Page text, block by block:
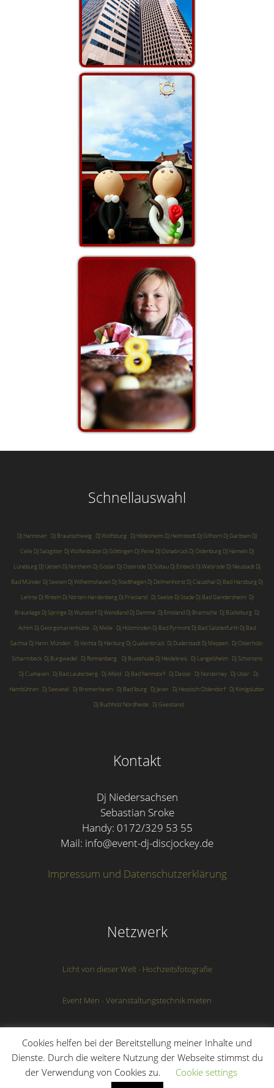
Schnellauswahl
DJ Hannover DJ Braunschweig DJ Wolfsburg DJ Hildesheim DJ Helmstedt DJ Gifhorn Dj Garbsen DJ
Celle DJ Salzgitter DJ Wolfenbüttel DJ Göttingen DJ Peine DJ Osnabrück Dj Oldenburg DJ Hameln DJ
Lüneburg DJ Uelzen DJ Northeim Dj Goslar DJ Osterode DJ Soltau Dj Einbeck Dj Walsrode Dj Neustadt Dj
Bad Münder Dj Seesen Dj Wilhelmshaven Dj Stadthagen Dj Delmenhorst Dj Clausthal Dj Bad Harzburg Dj
Lehrte Dj Rinteln Dj Nörten-Hardenberg Dj Friesland Dj Seelze Dj Stade Dj Bad Gandersheim Dj
Braunlage Dj Springe Dj Wunstorf Dj Wendland Dj Damme Dj Emsland Dj Bramsche Dj Bückeburg Dj
Achim Dj Georgsmarienhütte Dj Melle Dj Holzminden Dj Bad Pyrmont Dj Bad Salzdetfurth Dj Bad
Sachsa Dj Hann. Münden Dj Vechta Dj Harburg Dj Quakenbrück Dj Duderstadt Dj Meppen Dj Osterholz-
Scharmbeck Dj Burgwedel Dj Ronnenberg Dj Buxtehude Dj Heidekreis Dj Langelsheim
Dj Schortens
Dj Cuxhaven Dj Bad Lauterberg Dj Alfeld Dj Bad Nenndorf Dj Dassel Dj Norderney Dj Uslar
Dj
Hambühren Dj Seevetal Dj Bremerhaven Dj Bad Iburg Dj Jever Dj Hessisch Oldendorf Dj Königslutter
Dj Buchholz Nordheide Dj Geestland
Kontakt
Dj Niedersachsen
Sebastian Sroke
Handy: 0172/329 53 55
Mail: info@event-dj-discjockey.de
Impressum und Datenschutzerklärung
Netzwerk
Licht von dieser Welt - Hochzeitsfotografie
Event Men - Veranstaltungstechnik mieten
Webdesign von "Die ideale Webseite"
© 2026 DJ Discjockey Niedersachsen• Erstellt mit
Cookies helfen bei der Bereitstellung meiner Inhalte und
Dienste. Durch die weitere Nutzung der Webseite stimmst du
der Verwendung von Cookies zu.
Cookie settings